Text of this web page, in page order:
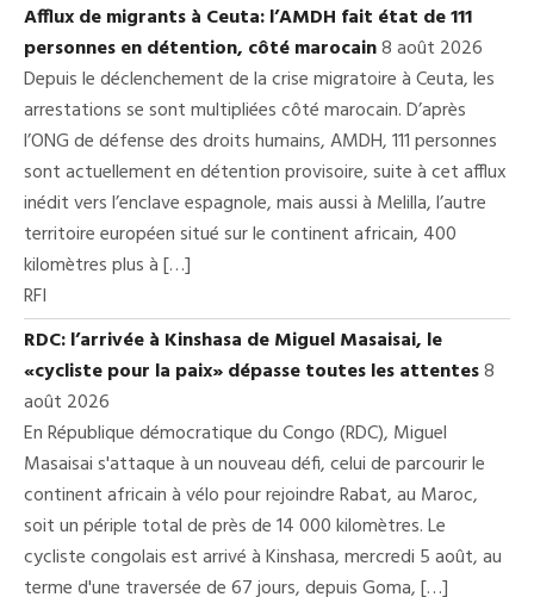
Afflux de migrants à Ceuta: l’AMDH fait état de 111
personnes en détention, côté marocain8 août 2026
Depuis le déclenchement de la crise migratoire à Ceuta, les
arrestations se sont multipliées côté marocain. D’après
l’ONG de défense des droits humains, AMDH, 111 personnes
sont actuellement en détention provisoire, suite à cet afflux
inédit vers l’enclave espagnole, mais aussi à Melilla, l’autre
territoire européen situé sur le continent africain, 400
kilomètres plus à […]
RFI
RDC: l’arrivée à Kinshasa de Miguel Masaisai, le
«cycliste pour la paix» dépasse toutes les attentes8
août 2026
En République démocratique du Congo (RDC), Miguel
Masaisai s'attaque à un nouveau défi, celui de parcourir le
continent africain à vélo pour rejoindre Rabat, au Maroc,
soit un périple total de près de 14 000 kilomètres. Le
cycliste congolais est arrivé à Kinshasa, mercredi 5 août, au
terme d'une traversée de 67 jours, depuis Goma, […]